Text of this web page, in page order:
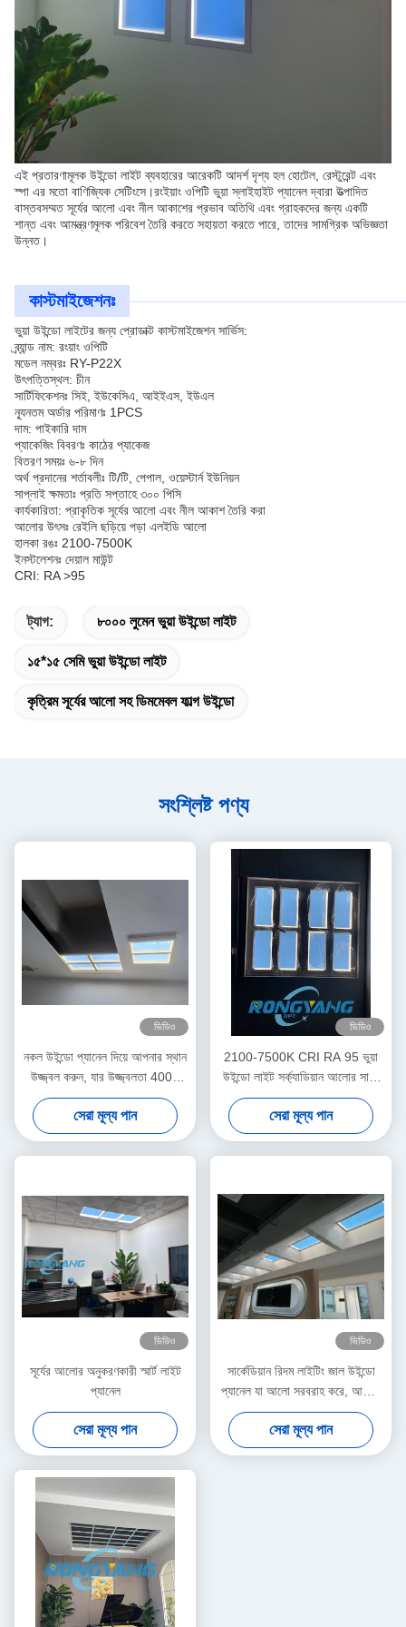
এই প্রতারণামূলক উইন্ডো লাইট ব্যবহারের আরেকটি আদর্শ দৃশ্য হল হোটেল, রেস্টুরেন্ট এবং
স্পা এর মতো বাণিজ্যিক সেটিংসে।রংইয়াং ওপিটি ভুয়া স্লাইহাইট প্যানেল দ্বারা উত্পাদিত
বাস্তবসম্মত সূর্যের আলো এবং নীল আকাশের প্রভাব অতিথি এবং গ্রাহকদের জন্য একটি
শান্ত এবং আমন্ত্রণমূলক পরিবেশ তৈরি করতে সহায়তা করতে পারে, তাদের সামগ্রিক অভিজ্ঞতা
উন্নত।
কাস্টমাইজেশনঃ
ভুয়া উইন্ডো লাইটের জন্য প্রোডাক্ট কাস্টমাইজেশন সার্ভিস:
ব্র্যান্ড নাম: রংয়াং ওপিটি
মডেল নম্বরঃ RY-P22X
উৎপত্তিস্থল: চীন
সার্টিফিকেশনঃ সিই, ইউকেসিএ, আইইএস, ইউএল
ন্যূনতম অর্ডার পরিমাণঃ 1PCS
দাম: পাইকারি দাম
প্যাকেজিং বিবরণঃ কাঠের প্যাকেজ
বিতরণ সময়ঃ ৬-৮ দিন
অর্থ প্রদানের শর্তাবলীঃ টি/টি, পেপাল, ওয়েস্টার্ন ইউনিয়ন
সাপ্লাই ক্ষমতাঃ প্রতি সপ্তাহে ৩০০ পিসি
কার্যকারিতা: প্রাকৃতিক সূর্যের আলো এবং নীল আকাশ তৈরি করা
আলোর উৎসঃ রেইলি ছড়িয়ে পড়া এলইডি আলো
হালকা রঙঃ 2100-7500K
ইনস্টলেশনঃ দেয়াল মাউন্ট
CRI: RA >95
ট্যাগ: ৮০০০ লুমেন ভুয়া উইন্ডো লাইট
১৫*১৫ সেমি ভুয়া উইন্ডো লাইট
কৃত্রিম সূর্যের আলো সহ ডিমমেবল ফাল্গ উইন্ডো
সংশ্লিষ্ট পণ্য
ভিডিও
নকল উইন্ডো প্যানেল দিয়ে আপনার স্থান
উজ্জ্বল করুন, যার উজ্জ্বলতা 4000
লুমেন এবং প্রাকৃতিক সূর্যের আলো
সেরা মূল্য পান
ভিডিও
2100-7500K CRI RA 95 ভুয়া
উইন্ডো লাইট সর্ক্যাডিয়ান আলোর সাথে
দিনের বিভিন্ন রঙের অনুকরণ করে
সেরা মূল্য পান
ভিডিও
সূর্যের আলোর অনুকরণকারী স্মার্ট লাইট
প্যানেল
সেরা মূল্য পান
ভিডিও
সার্কেডিয়ান রিদম লাইটিং জাল উইন্ডো
প্যানেল যা আলো সরবরাহ করে, আলোর
রঙ ২১০০-৭৫০০K, যা ভিজ্যুয়াল আরাম
এবং ইনডোর পরিবেশ উন্নত করতে
উপযুক্ত
সেরা মূল্য পান